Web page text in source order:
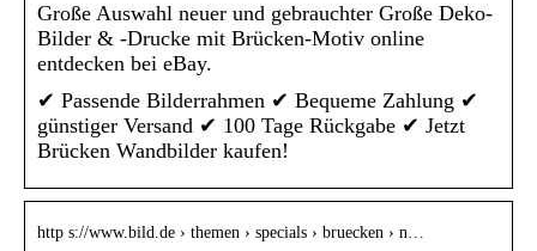
Große Auswahl neuer und gebrauchter Große Deko-
Bilder & -Drucke mit Brücken-Motiv online
entdecken bei eBay.
✔ Passende Bilderrahmen ✔ Bequeme Zahlung ✔
günstiger Versand ✔ 100 Tage Rückgabe ✔ Jetzt
Brücken Wandbilder kaufen!
http s://www.bild.de › themen › specials › bruecken › n…